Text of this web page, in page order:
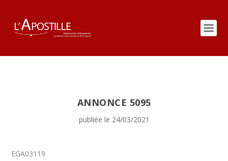
ANNONCE 5095
publiée le 24/03/2021
EGA03119